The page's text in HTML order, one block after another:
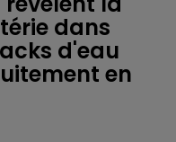
dans
d'eau
en